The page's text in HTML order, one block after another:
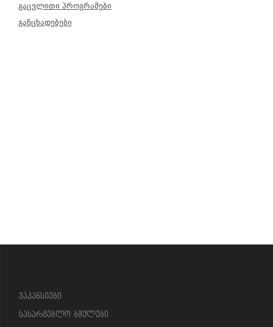
გაცვლითი პროგრამები
განცხადებები
ვაკანსიები
სასარგებლო ბმულები